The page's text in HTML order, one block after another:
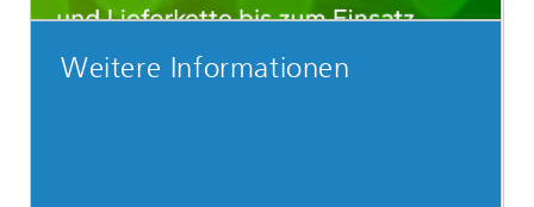
Weitere Informationen